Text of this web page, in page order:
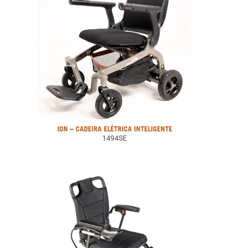
ION – CADEIRA ELÉTRICA INTELIGENTE
1494SE